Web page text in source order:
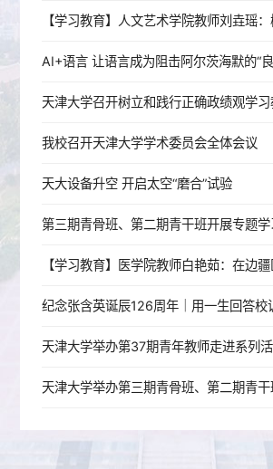
AI+语言 让语言成为阻击阿尔茨海默的“
我校召开天津大学学术委员会全体会议
天大设备升空 开启太空“磨合”试验
天津大学举办第37期青年教师走进系列
天津大学举办第三期青骨班、第二期青